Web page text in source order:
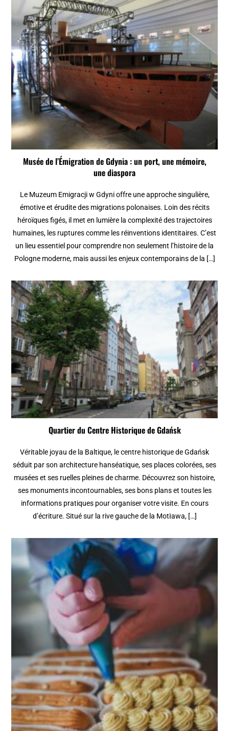
Musée de l’Émigration de Gdynia : un port, une mémoire,
une diaspora
Le Muzeum Emigracji w Gdyni offre une approche singulière,
émotive et érudite des migrations polonaises. Loin des récits
héroïques figés, il met en lumière la complexité des trajectoires
humaines, les ruptures comme les réinventions identitaires. C’est
un lieu essentiel pour comprendre non seulement l’histoire de la
Pologne moderne, mais aussi les enjeux contemporains de la […]
Quartier du Centre Historique de Gdańsk
Véritable joyau de la Baltique, le centre historique de Gdańsk
séduit par son architecture hanséatique, ses places colorées, ses
musées et ses ruelles pleines de charme. Découvrez son histoire,
ses monuments incontournables, ses bons plans et toutes les
informations pratiques pour organiser votre visite. En cours
d’écriture. Situé sur la rive gauche de la Motława, […]